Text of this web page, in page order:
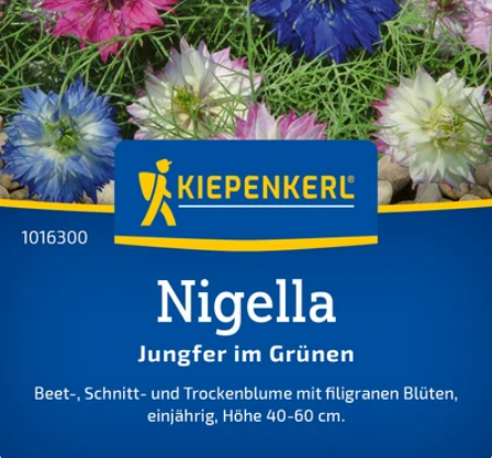
Sie das Medium 0 im Modalformat